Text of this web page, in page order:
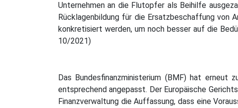
Unternehmen an die Flutopfer als Beihilfe
Rücklagenbildung für die Ersatzbeschaffung von
konkretisiert werden, um noch besser auf die
10/2021)
Das Bundesfinanzministerium (BMF) hat erneut
entsprechend angepasst. Der Europäische
Finanzverwaltung die Auffassung, dass eine